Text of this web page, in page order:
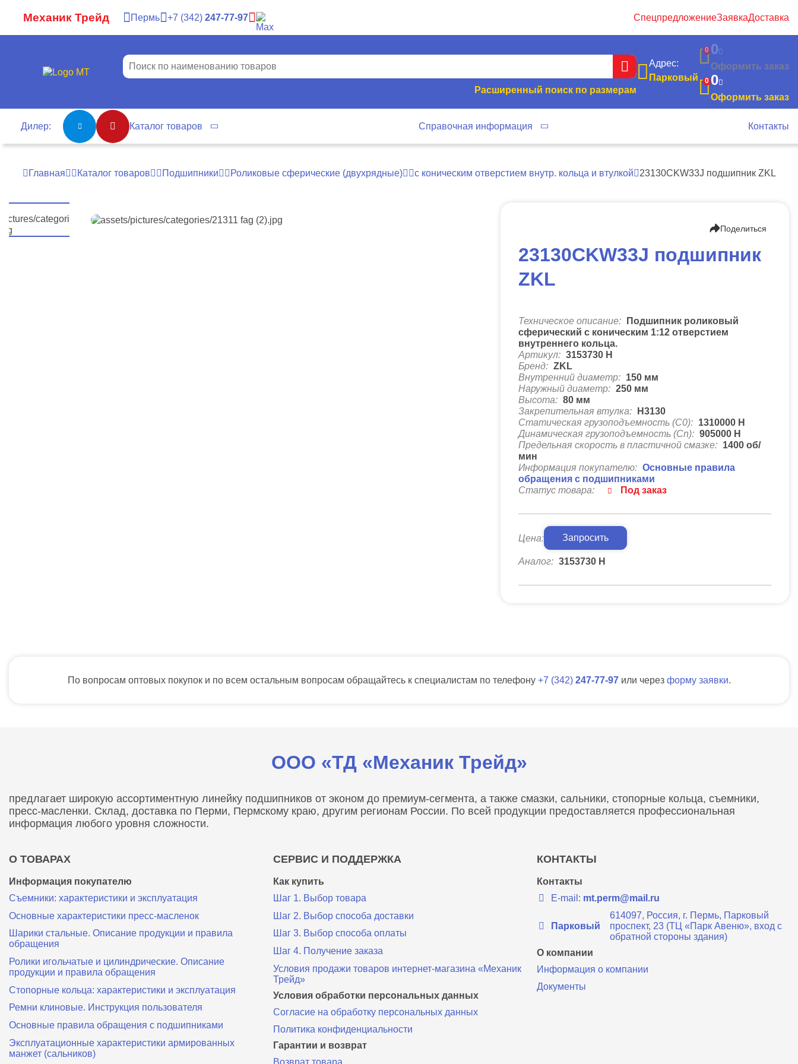
Механик Трейд Пермь 7 342 247-77-97 СпецпредложениеЗаявкаДоставка
Расширенный поиск по размерам
Адрес:
Парковый
0 0
Оформить заказ
0 0
Оформить заказ
Дилер: Каталог товаров Справочная информация Контакты
Главная Каталог товаров Подшипники Роликовые сферические (двухрядные) с коническим отверстием внутр. кольца и втулкой 23130CKW33J подшипник ZKL
Поделиться
23130CKW33J подшипник
ZKL
Техническое описание:
Подшипник роликовый
сферический с коническим 1:12 отверстием
внутреннего кольца.
Артикул: 3153730 Н
Бренд: ZKL
Внутренний диаметр: 150 мм
Наружный диаметр: 250 мм
Высота: 80 мм
Закрепительная втулка:
H3130
Статическая грузоподъемность (C0): 1310000 Н
Динамическая грузоподъемность (Cn): 905000 Н
Предельная скорость в пластичной смазке: 1400 об/
мин
Информация покупателю: Основные правила
обращения с подшипниками
Статус товара:
Под заказ
Цена: Запросить
Аналог: 3153730 Н
По вопросам оптовых покупок и по всем остальным вопросам обращайтесь к специалистам по телефону 7 342 247-77-97 или через форму заявки.
ООО «ТД «Механик Трейд»
предлагает широкую ассортиментную линейку подшипников от эконом до премиум-сегмента, а также смазки, сальники, стопорные кольца, съемники,
пресс-масленки. Склад, доставка по Перми, Пермскому краю, другим регионам России. По всей продукции предоставляется профессиональная
информация любого уровня сложности.
О ТОВАРАХ
Информация покупателю
Съемники: характеристики и эксплуатация
Основные характеристики пресс‑масленок
Шарики стальные. Описание продукции и правила
обращения
Ролики игольчатые и цилиндрические. Описание
продукции и правила обращения
Стопорные кольца: характеристики и эксплуатация
Ремни клиновые. Инструкция пользователя
Основные правила обращения с подшипниками
Эксплуатационные характеристики армированных
манжет (сальников)
СЕРВИС И ПОДДЕРЖКА
Как купить
Шаг 1. Выбор товара
Шаг 2. Выбор способа доставки
Шаг 3. Выбор способа оплаты
Шаг 4. Получение заказа
Условия продажи товаров интернет-магазина «Механик
Трейд»
Условия обработки персональных данных
Согласие на обработку персональных данных
Политика конфиденциальности
Гарантии и возврат
КОНТАКТЫ
Контакты
E-mail: mt.perm@mail.ru
Парковый
614097, Россия, г. Пермь, Парковый
проспект, 23 (ТЦ «Парк Авеню», вход с
обратной стороны здания)
О компании
Информация о компании
Документы